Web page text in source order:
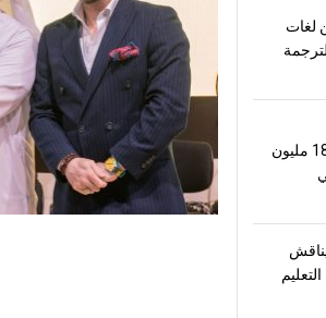
لغات
الترجمة
تعرض تجربتها في رقمنة أكثر من 18 مليون
للمكتبات 2026” يناقش